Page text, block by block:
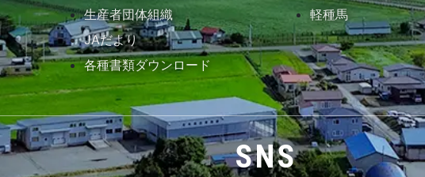
生産者団体組織
JAだより
各種書類ダウンロード
軽種馬
SNS